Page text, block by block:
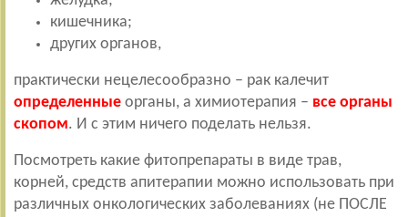
кишечника;
других органов,
практически нецелесообразно – рак калечит
определенные органы, а химиотерапия – все органы
скопом. И с этим ничего поделать нельзя.
Посмотреть какие фитопрепараты в виде трав,
корней, средств апитерапии можно использовать при
различных онкологических заболеваниях (не ПОСЛЕ